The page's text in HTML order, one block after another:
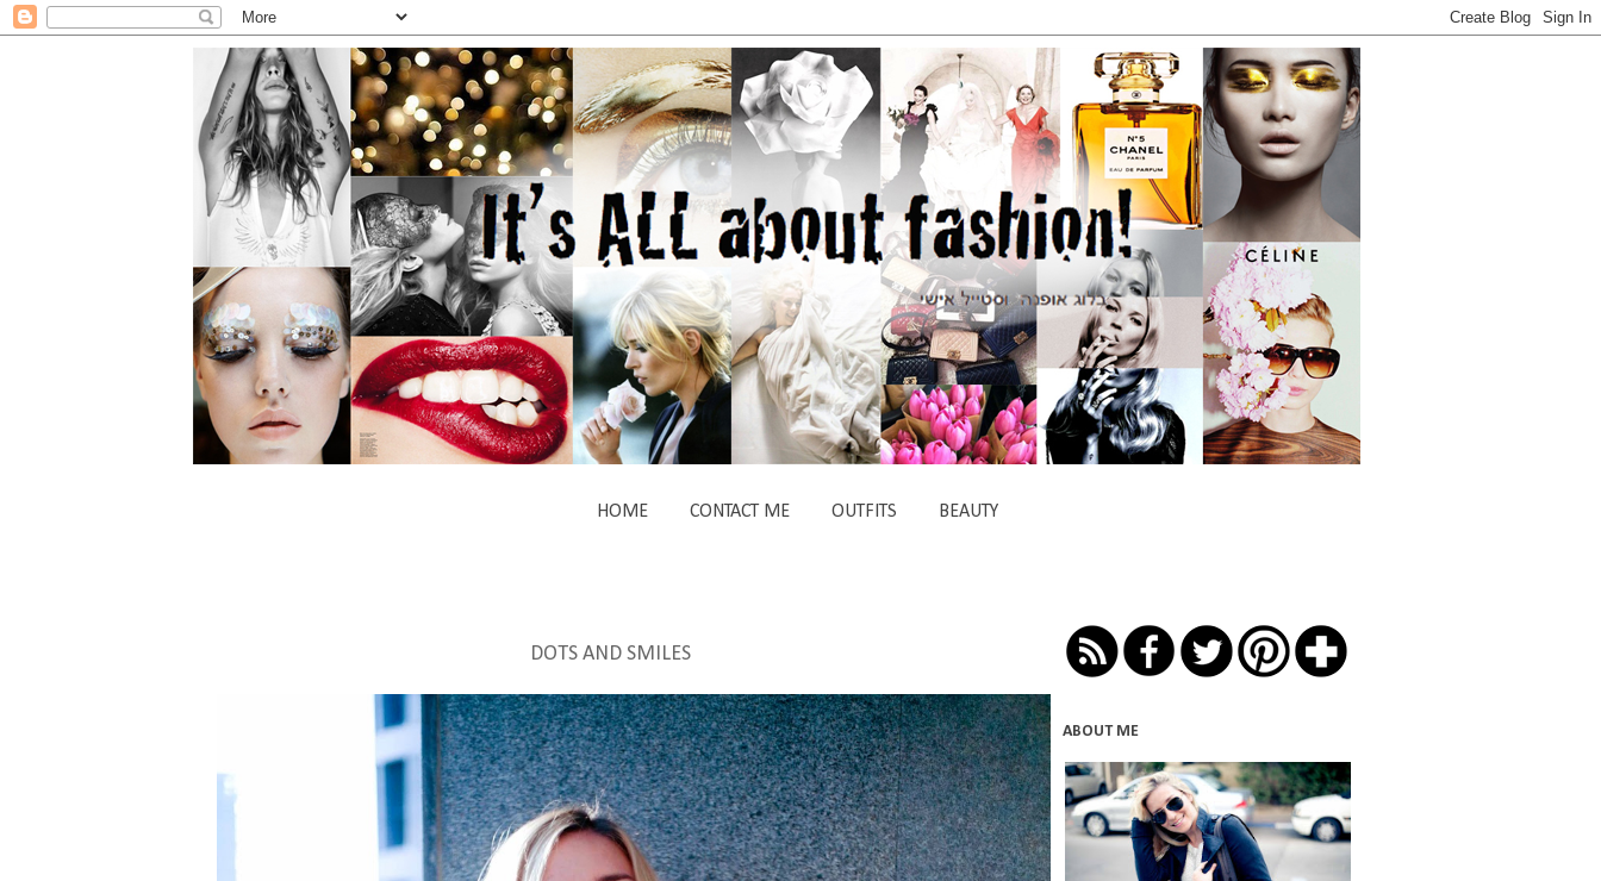
HOME CONTACT ME OUTFITS BEAUTY
DOTS AND SMILES
ABOUT ME